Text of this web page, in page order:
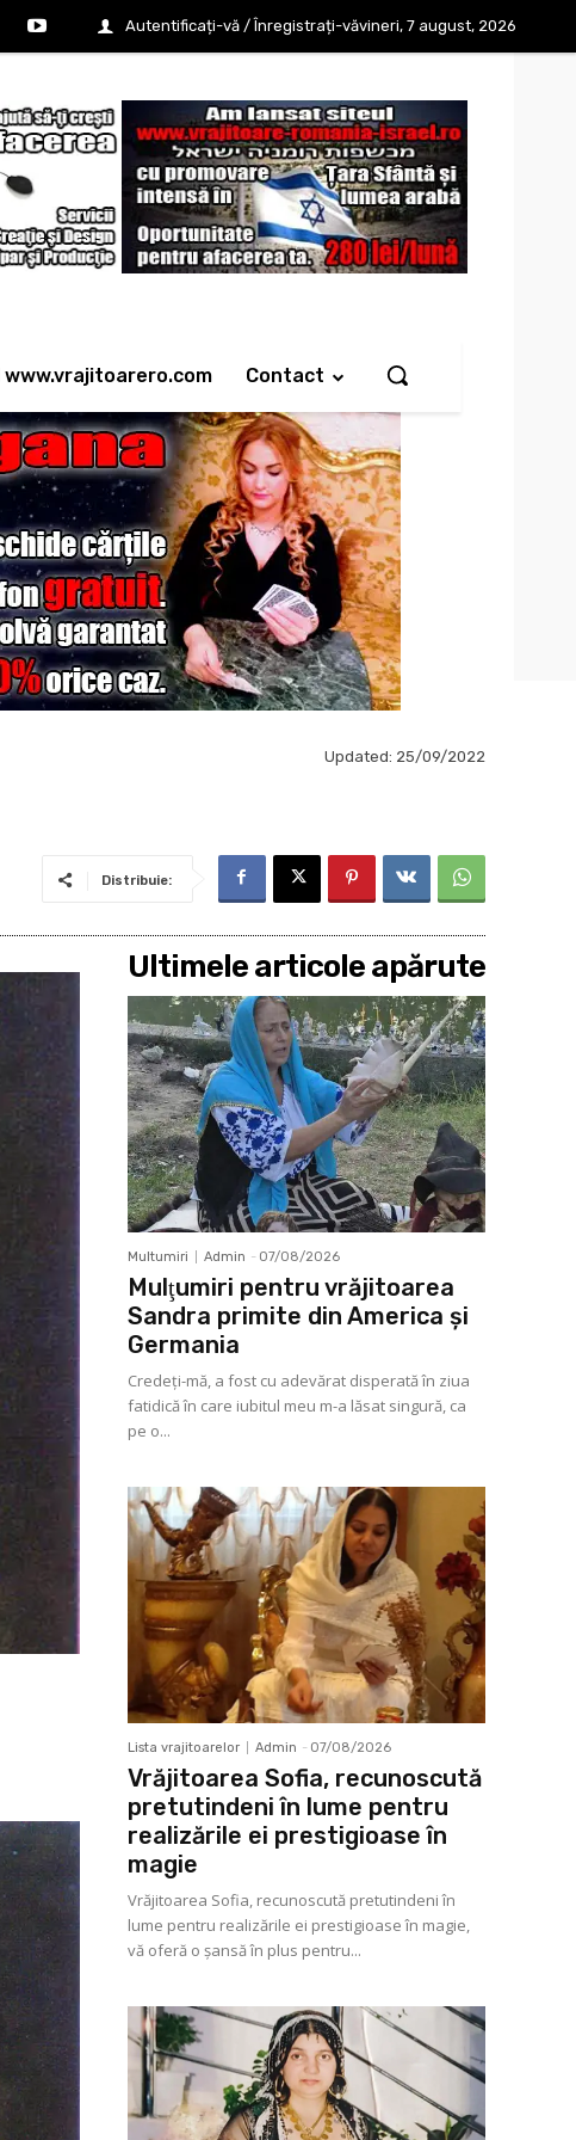
vineri, 7 august, 2026
Autentificați-vă / Înregistrați-vă
www.vrajitoarero.com Contact
Updated: 25/09/2022
Distribuie:
Ultimele articole apărute
Multumiri Admin - 07/08/2026
Mulţumiri pentru vrăjitoarea
Sandra primite din America și
Germania
Credeți-mă, a fost cu adevărat disperată în ziua
fatidică în care iubitul meu m-a lăsat singură, ca
pe o...
Lista vrajitoarelor Admin - 07/08/2026
Vrăjitoarea Sofia, recunoscută
pretutindeni în lume pentru
realizările ei prestigioase în
magie
Vrăjitoarea Sofia, recunoscută pretutindeni în
lume pentru realizările ei prestigioase în magie,
vă oferă o şansă în plus pentru...